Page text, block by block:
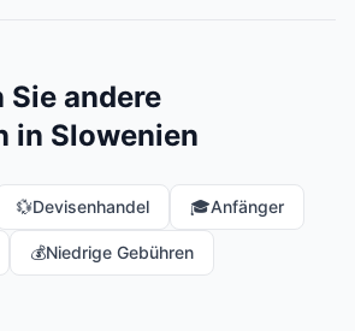
andere
in Slowenien
💱Devisenhandel 🎓Anfänger
💰Niedrige Gebühren